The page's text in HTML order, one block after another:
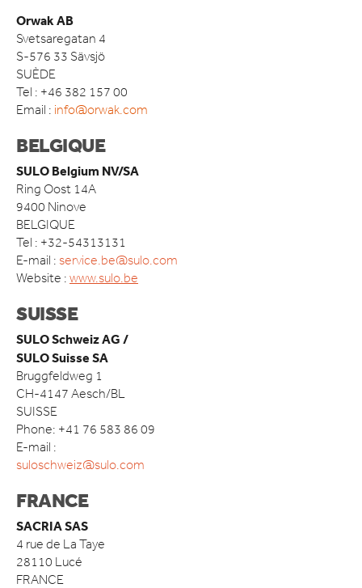
ACCESSOIRES
DOMAINE D’APPLICATION
DÉTAIL ALIMENTAIRE
DÉTAILLANTS NON ALIMENTAIRE
HÔTELS ET RESTAURANTS
INDUSTRIE MANUFACTURIÈRE
ENTREPÔTS ET CENTRES DE LOGISTIQUE
ACTUALITÉS
QUI SOMMES-NOUS
COMPACT IS IMPACT
LES VALEURS D’ORWAK
PROUD TO BUILD ORWAK
50 ANS D’INNOVATION
CERTIFICATS ISO
CONTACT
Orwak AB
Svetsaregatan 4
S-576 33 Sävsjö
SUÈDE
Tel : +46 382 157 00
Email : info@orwak.com
BELGIQUE
SULO Belgium NV/SA
Ring Oost 14A
9400 Ninove
BELGIQUE
Tel : +32-54313131
E-mail : service.be@sulo.com
Website : www.sulo.be
SUISSE
SULO Schweiz AG /
SULO Suisse SA
Bruggfeldweg 1
CH-4147 Aesch/BL
SUISSE
Phone: +41 76 583 86 09
E-mail :
suloschweiz@sulo.com
FRANCE
SACRIA SAS
4 rue de La Taye
28110 Lucé
FRANCE